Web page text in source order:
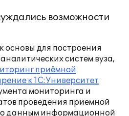
возможности
основы для построения
систем вуза,
приёмной
к 1С:Университет
мониторинга и
проведения приемной
данным информационной